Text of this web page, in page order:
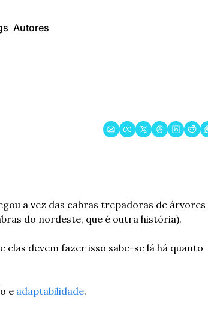
Autores
a vez das cabras trepadoras de árvores
do nordeste, que é outra história).
elas devem fazer isso sabe-se lá há quanto
e adaptabilidade.